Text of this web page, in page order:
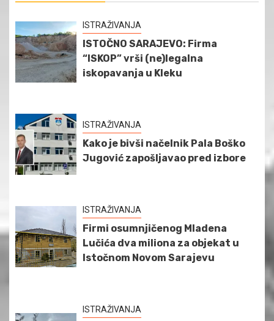
ISTRAŽIVANJA
ISTOČNO SARAJEVO: Firma
“ISKOP” vrši (ne)legalna
iskopavanja u Kleku
ISTRAŽIVANJA
Kako je bivši načelnik Pala Boško
Jugović zapošljavao pred izbore
ISTRAŽIVANJA
Firmi osumnjičenog Mladena
Lučića dva miliona za objekat u
Istočnom Novom Sarajevu
ISTRAŽIVANJA